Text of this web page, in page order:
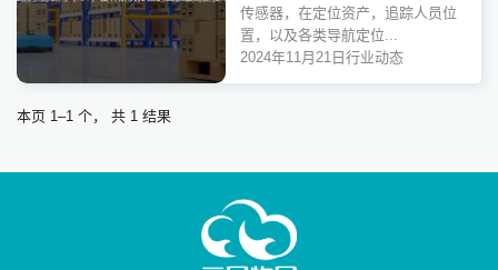
传感器，在定位资产，追踪人员位
置，以及各类导航定位...
2024年11月21日行业动态
本页 1–1 个， 共 1 结果